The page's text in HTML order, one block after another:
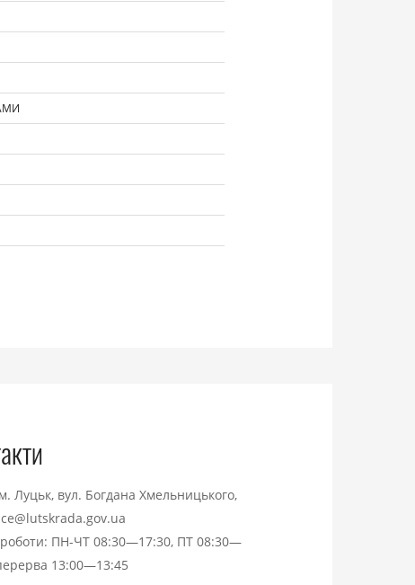
Луцьк, вул. Богдана Хмельницького,
роботи: ПН-ЧТ 08:30—17:30, ПТ 08:30—
13:00—13:45